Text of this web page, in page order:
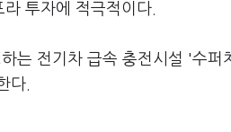
투자에 적극적이다.
는 전기차 급속 충전시설 '수
다.